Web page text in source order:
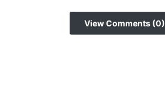
View Comments (0)